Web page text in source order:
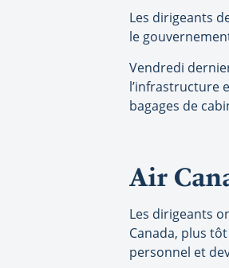
Les dirigeants
le
Vendredi
l’infrastructure
bagages de
Air
Les dirigeants
Canada, plus
personnel et